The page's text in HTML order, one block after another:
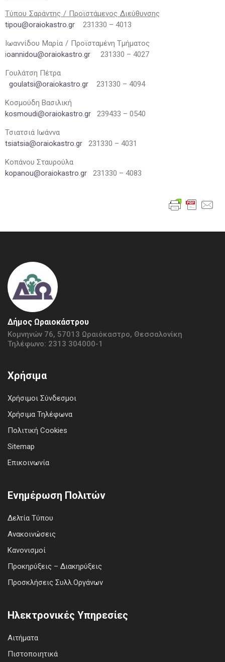
Τύπου Σαράντης / Προϊστάμενος Διεύθυνσης
tipou@oraiokastro.gr 231330 – 4013
Ιωαννίδου Μαρία / Προϊσταμένη Τμήματος
ioannidou@oraiokastro.gr 231330 – 4027
Γουλάτση Πέτρα
goulatsi@oraiokastro.gr 231330 – 4094
Κοσμούδη Βασιλική
kosmoudi@oraiokastro.gr
239433 – 0540
Τσιατσιά Ιωάννα
tsiatsia@oraiokastro.gr 231330 – 4031
Κοπάνου Σταυρούλα
kopanou@oraiokastro.gr 231330 – 4083
Δήμος Ωραιοκάστρου
Κομνηνών 76, 57013 Ωραιόκαστρο, Θεσσαλονίκη
Τηλέφωνο: 2313 304000-1
Χρήσιμα
Χρήσιμοι Σύνδεσμοι
Χρήσιμα Τηλέφωνα
Πολιτική Cookies
Sitemap
Επικοινωνία
Ενημέρωση Πολιτών
Δελτία Τύπου
Ανακοινώσεις
Κανονισμοί
Προκηρύξεις – Διακηρύξεις
Προσκλήσεις Συλλ.Οργάνων
Ηλεκτρονικές Υπηρεσίες
Αιτήματα
Πιστοποιητικά